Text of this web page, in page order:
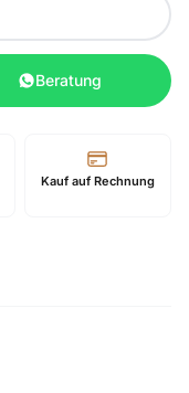
Beratung
Kauf auf Rechnung